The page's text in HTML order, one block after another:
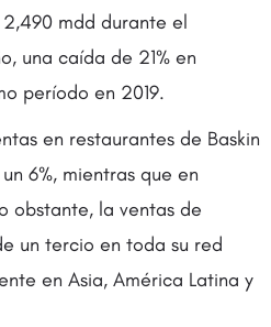
mdd durante el
una caída de 21% en
período en 2019.
en restaurantes de Baskin
6%, mientras que en
obstante, la ventas de
un tercio en toda su red
en Asia, América Latina y